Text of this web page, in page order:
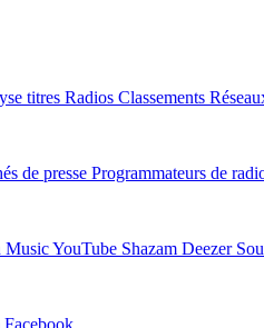
titres Radios Classements
de presse Programmateurs de
MusicYouTube Shazam Deezer
Facebook